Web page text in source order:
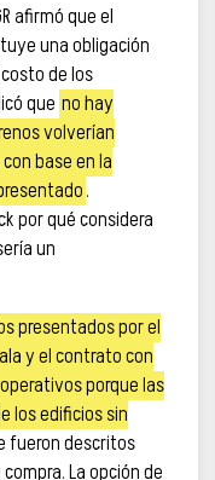
afirmó que el
una obligación
de los
que no hay
volverían
base en la
.
por qué considera
un
presentados por el
y el contrato con
porque las
los edificios sin
fueron descritos
La opción de